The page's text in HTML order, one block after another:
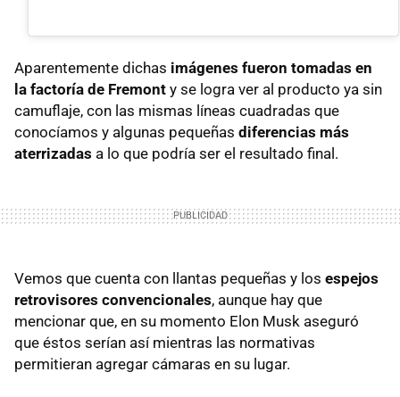
Aparentemente dichas imágenes fueron tomadas en
la factoría de Fremont y se logra ver al producto ya sin
camuflaje, con las mismas líneas cuadradas que
conocíamos y algunas pequeñas diferencias más
aterrizadas a lo que podría ser el resultado final.
Vemos que cuenta con llantas pequeñas y los espejos
retrovisores convencionales, aunque hay que
mencionar que, en su momento Elon Musk aseguró
que éstos serían así mientras las normativas
permitieran agregar cámaras en su lugar.